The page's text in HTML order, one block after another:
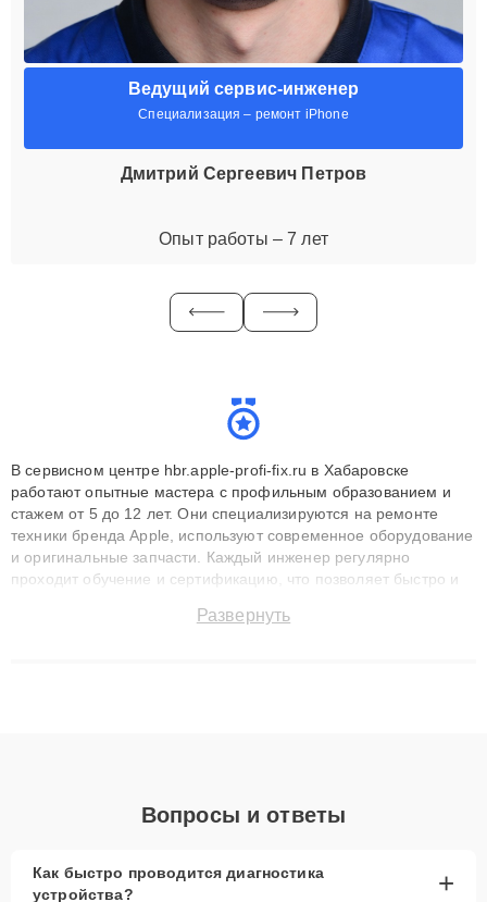
Ведущий сервис-инженер
Специализация – ремонт iPhone
Дмитрий Сергеевич Петров
Опыт работы – 7 лет
В сервисном центре hbr.apple-profi-fix.ru в Хабаровске
работают опытные мастера с профильным образованием и
стажем от 5 до 12 лет. Они специализируются на ремонте
техники бренда Apple, используют современное оборудование
и оригинальные запчасти. Каждый инженер регулярно
проходит обучение и сертификацию, что позволяет быстро и
сохранением гарантии до 3 лет. Наши мастера решают
Развернуть
Вопросы и ответы
Как быстро проводится диагностика
устройства?
+